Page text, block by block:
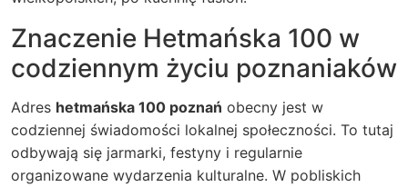
Znaczenie Hetmańska 100 w
codziennym życiu poznaniaków
Adres hetmańska 100 poznań obecny jest w
codziennej świadomości lokalnej społeczności. To tutaj
odbywają się jarmarki, festyny i regularnie
organizowane wydarzenia kulturalne. W pobliskich